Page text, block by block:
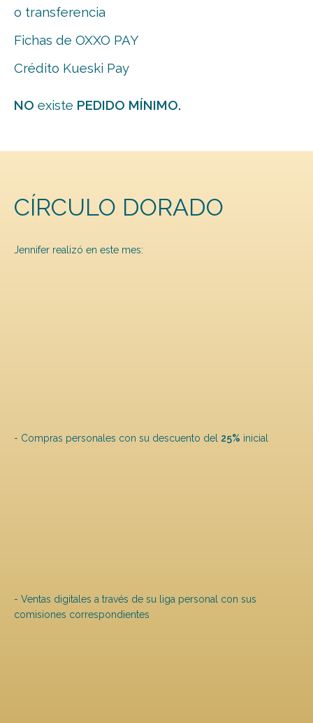
o transferencia
Fichas de OXXO PAY
Crédito Kueski Pay
NO existe PEDIDO MÍNIMO.
CÍRCULO DORADO
Jennifer realizó en este mes:
- Compras personales con su descuento del 25% inicial
- Ventas digitales a través de su liga personal con sus
comisiones correspondientes